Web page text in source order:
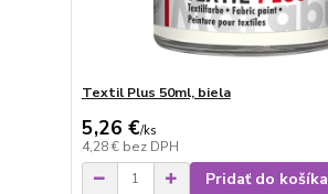
Textil Plus 50ml, biela
5,26 €/ks
4,28 € bez DPH
Pridať do košíka